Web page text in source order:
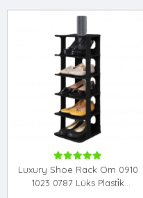
Luxury Shoe Rack Om 0910
1023 0787 Lüks Plasti̇k